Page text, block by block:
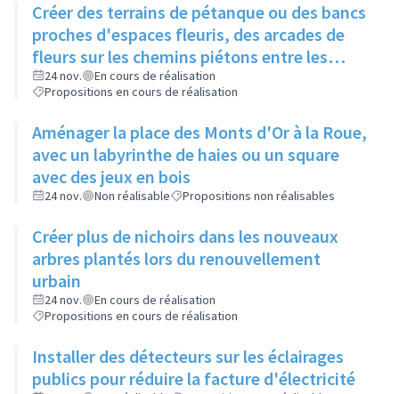
Créer des terrains de pétanque ou des bancs
proches d'espaces fleuris, des arcades de
fleurs sur les chemins piétons entre les
immeubles
24 nov.
En cours de réalisation
Propositions en cours de réalisation
Aménager la place des Monts d'Or à la Roue,
avec un labyrinthe de haies ou un square
avec des jeux en bois
24 nov. Non réalisable Propositions non réalisables
Créer plus de nichoirs dans les nouveaux
arbres plantés lors du renouvellement
urbain
24 nov.
En cours de réalisation
Propositions en cours de réalisation
Installer des détecteurs sur les éclairages
publics pour réduire la facture d'électricité